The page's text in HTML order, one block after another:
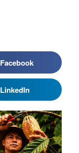
Facebook
LinkedIn